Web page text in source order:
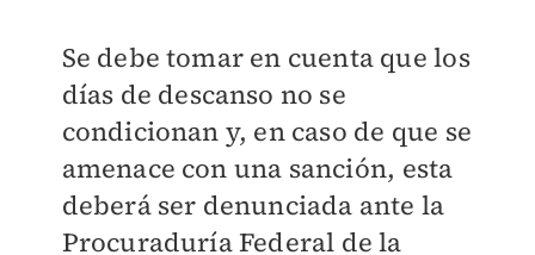
Se debe tomar en cuenta que los
días de descanso no se
condicionan y, en caso de que se
amenace con una sanción, esta
deberá ser denunciada ante la
Procuraduría Federal de la